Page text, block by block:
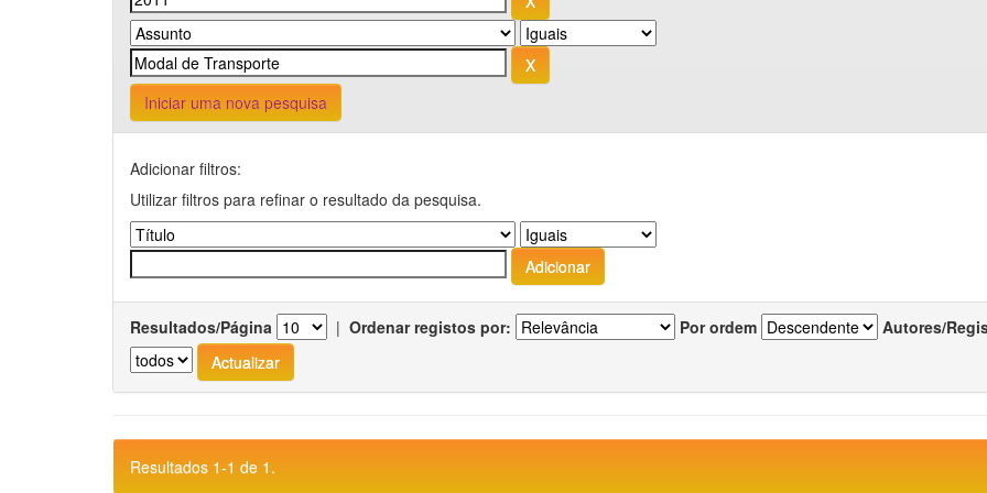
Iniciar uma nova pesquisa
Adicionar filtros:
Utilizar filtros para refinar o resultado da pesquisa.
Resultados/Página | Ordenar registos por: Por ordem Autores/
Resultados 1-1 de 1.